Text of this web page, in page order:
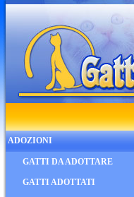
ADOZIONI
GATTI DA ADOTTARE
GATTI ADOTTATI